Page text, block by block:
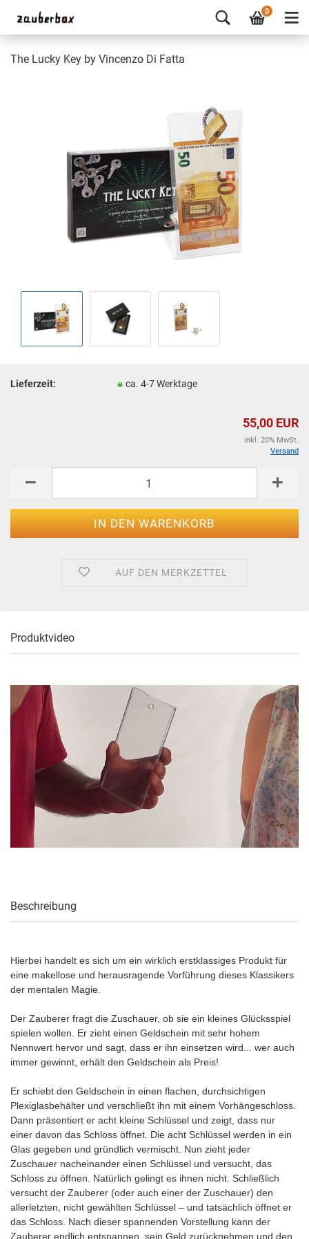
0
The Lucky Key by Vincenzo Di Fatta
Lieferzeit: ca. 4-7 Werktage
55,00 EUR
inkl. 20% MwSt.
Versand
AUF DEN MERKZETTEL
Produktvideo
Beschreibung
Hierbei handelt es sich um ein wirklich erstklassiges Produkt für
eine makellose und herausragende Vorführung dieses Klassikers
der mentalen Magie.
Der Zauberer fragt die Zuschauer, ob sie ein kleines Glücksspiel
spielen wollen. Er zieht einen Geldschein mit sehr hohem
Nennwert hervor und sagt, dass er ihn einsetzen wird... wer auch
immer gewinnt, erhält den Geldschein als Preis!
Er schiebt den Geldschein in einen flachen, durchsichtigen
Plexiglasbehälter und verschließt ihn mit einem Vorhängeschloss.
Dann präsentiert er acht kleine Schlüssel und zeigt, dass nur
einer davon das Schloss öffnet. Die acht Schlüssel werden in ein
Glas gegeben und gründlich vermischt. Nun zieht jeder
Zuschauer nacheinander einen Schlüssel und versucht, das
Schloss zu öffnen. Natürlich gelingt es ihnen nicht. Schließlich
versucht der Zauberer (oder auch einer der Zuschauer) den
allerletzten, nicht gewählten Schlüssel – und tatsächlich öffnet er
das Schloss. Nach dieser spannenden Vorstellung kann der
Zauberer endlich entspannen, sein Geld zurücknehmen und den